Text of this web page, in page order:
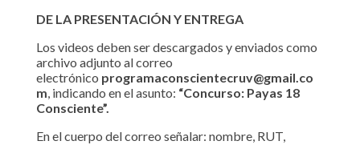
DE LA PRESENTACIÓN Y ENTREGA
Los videos deben ser descargados y enviados como
archivo adjunto al correo
electrónico programaconscientecruv@gmail.co
m, indicando en el asunto: “Concurso: Payas 18
Consciente”.
En el cuerpo del correo señalar: nombre, RUT,